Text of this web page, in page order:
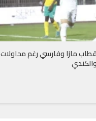
مازا وفارسي رغم محاولات